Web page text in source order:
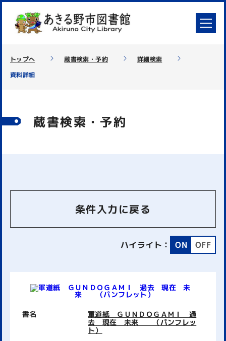
トップへ 蔵書検索・予約
詳細検索
資料詳細
蔵書検索・予約
条件入力に戻る
ハイライト： ON OFF
書名
軍道紙 ＧＵＮＤＯＧＡＭＩ 過
去 現在 未来 （パンフレッ
ト）